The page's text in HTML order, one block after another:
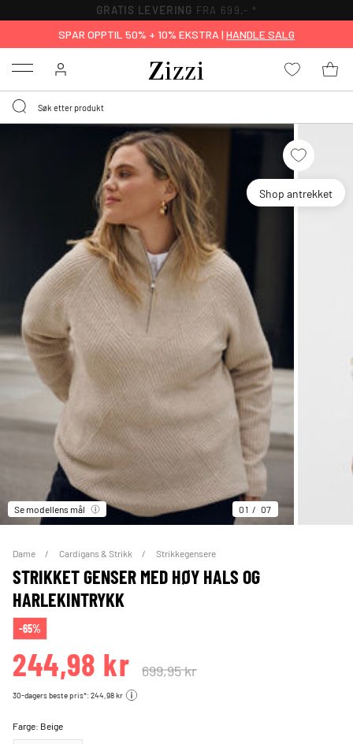
GRATIS LEVERING FRA 699,- *
SPAR OPPTIL 50% + 10% EKSTRA | HANDLE SALG
Menu
Shop antrekket
Se modellens mål 01 07
Dame Cardigans & Strikk Strikkegensere
STRIKKET GENSER MED HØY HALS OG
HARLEKINTRYKK
-65%
244,98 kr 699,95 kr
30-dagers beste pris*: 244,98 kr
Farge: Beige